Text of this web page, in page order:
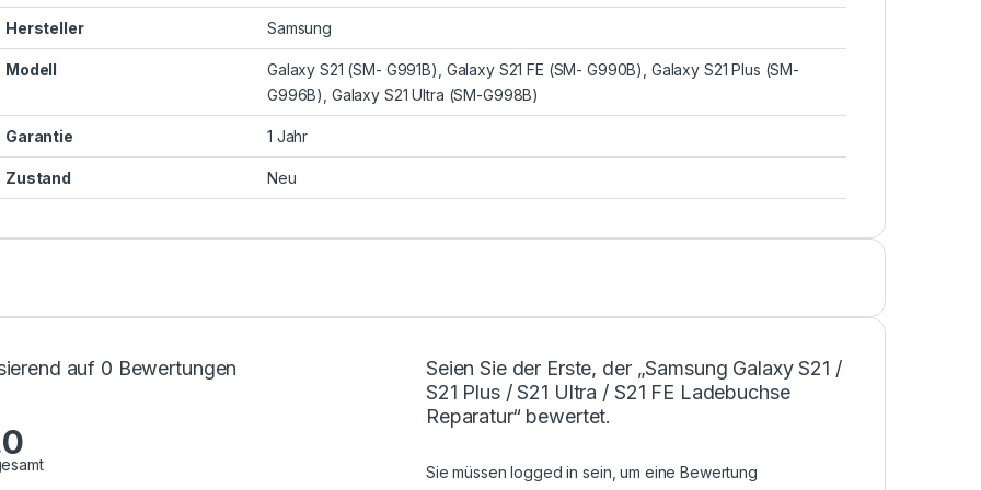
Hersteller Samsung
Modell
Galaxy S21 (SM- G991B), Galaxy S21 FE (SM- G990B), Galaxy S21 Plus (SM-
G996B), Galaxy S21 Ultra (SM-G998B)
Garantie 1 Jahr
Zustand Neu
auf 0 Bewertungen
Seien Sie der Erste, der „Samsung Galaxy S21 /
S21 Plus / S21 Ultra / S21 FE Ladebuchse
Reparatur“ bewertet.
Sie müssenlogged in sein, um eine Bewertung